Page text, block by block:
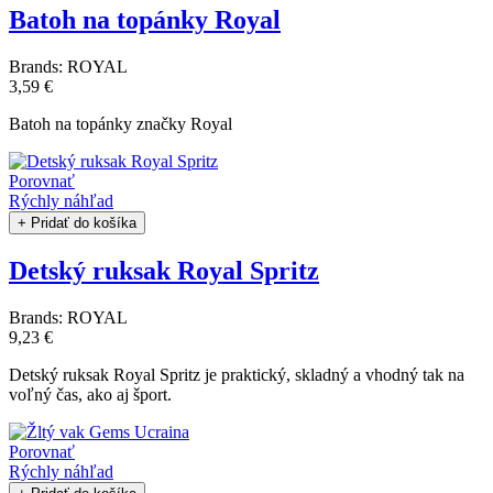
Batoh na topánky Royal
Brands: ROYAL
3,59 €
Batoh na topánky značky Royal
Porovnať
Rýchly náhľad
+ Pridať do košíka
Detský ruksak Royal Spritz
Brands: ROYAL
9,23 €
Detský ruksak Royal Spritz je praktický, skladný a vhodný tak na
voľný čas, ako aj šport.
Porovnať
Rýchly náhľad